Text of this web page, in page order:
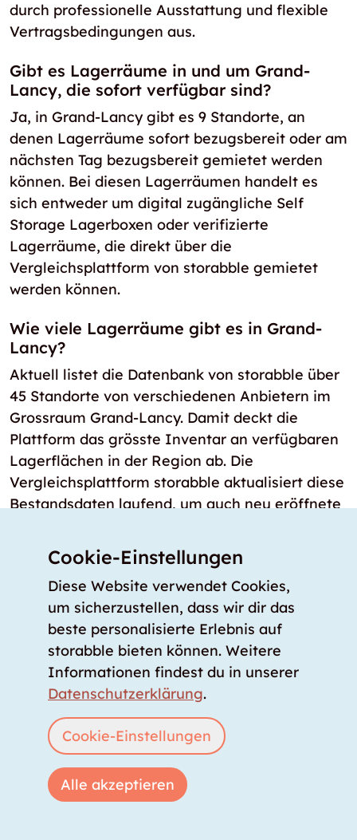
durch professionelle Ausstattung und flexible
Vertragsbedingungen aus.
Gibt es Lagerräume in und um Grand-
Lancy, die sofort verfügbar sind?
Ja, in Grand-Lancy gibt es 9 Standorte, an
denen Lagerräume sofort bezugsbereit oder am
nächsten Tag bezugsbereit gemietet werden
können. Bei diesen Lagerräumen handelt es
sich entweder um digital zugängliche Self
Storage Lagerboxen oder verifizierte
Lagerräume, die direkt über die
Vergleichsplattform von storabble gemietet
werden können.
Wie viele Lagerräume gibt es in Grand-
Lancy?
Aktuell listet die Datenbank von storabble über
45 Standorte von verschiedenen Anbietern im
Grossraum Grand-Lancy. Damit deckt die
Plattform das grösste Inventar an verfügbaren
Lagerflächen in der Region ab. Die
Vergleichsplattform storabble aktualisiert diese
Bestandsdaten laufend, um auch neu eröffnete
Lagerräume sofort sichtbar zu machen.
Dein RatgeberÜber uns
Unser Angebot
Unsere Partner
Unser Team
Unsere Preise
storabble Deutschland
storabble Österreich
Cookie-Einstellungen
Diese Website verwendet Cookies,
um sicherzustellen, dass wir dir das
beste personalisierte Erlebnis auf
storabble bieten können. Weitere
Informationen findest du in unserer
Datenschutzerklärung.
Cookie-Einstellungen
Alle akzeptieren